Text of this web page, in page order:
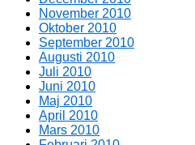
November 2010
Oktober 2010
September 2010
Augusti 2010
Juli 2010
Juni 2010
Maj 2010
April 2010
Mars 2010